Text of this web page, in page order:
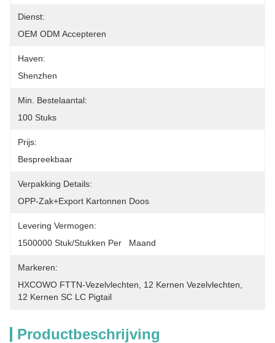
Dienst:
OEM ODM Accepteren
Haven:
Shenzhen
Min. Bestelaantal:
100 Stuks
Prijs:
Bespreekbaar
Verpakking Details:
OPP-Zak+Export Kartonnen Doos
Levering Vermogen:
1500000 Stuk/Stukken Per   Maand
Markeren:
HXCOWO FTTN-Vezelvlechten
12 Kernen Vezelvlechten
12 Kernen SC LC Pigtail
Productbeschrijving